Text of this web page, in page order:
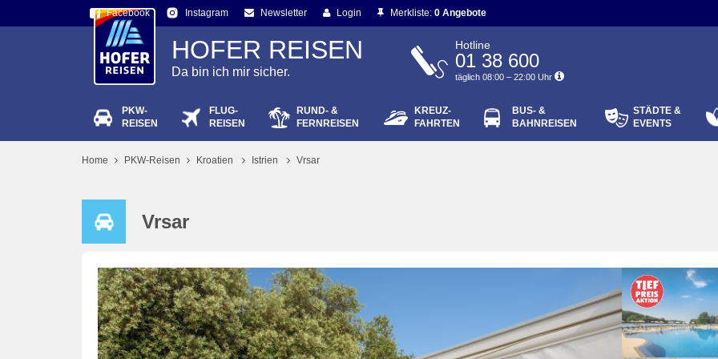
Facebook Instagram Newsletter Login
Passwort vergessen?
Merkliste: 0 Angebote
HOFER REISEN
Da bin ich mir sicher.
Hotline
01 38 600
täglich 08:00 – 22:00 Uhr
PKW-
REISEN
FLUG-
REISEN
RUND- &
FERNREISEN
KREUZ-
FAHRTEN
BUS- &
BAHNREISEN
STÄDTE &
EVENTS
Home PKW-Reisen Kroatien Istrien Vrsar
Vrsar